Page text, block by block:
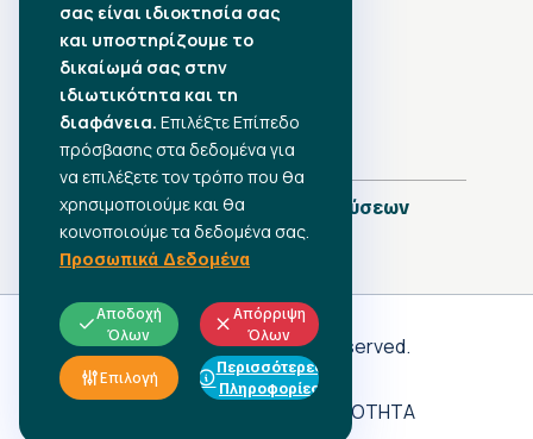
•Αύγουστος 2026
•Ιούλιος 2026
•Ιούνιος 2026
•Μάιος 2026
•Απρίλιος 2026
•Μάρτιος 2026
Πλήρες Ημερολόγιο Δημοσιεύσεων
Γ.Σ.Ε.Ε
© 2026 All rights reserved.
ΠΡΟΣΩΠΙΚΑ ΔΕΔΟΜΕΝΑ
ΠΡΟΣΒΑΣΙΜΟΤΗΤΑ
σας είναι ιδιοκτησία σας
και υποστηρίζουμε το
δικαίωμά σας στην
ιδιωτικότητα και τη
διαφάνεια. Επιλέξτε Επίπεδο
πρόσβασης στα δεδομένα για
να επιλέξετε τον τρόπο που θα
χρησιμοποιούμε και θα
κοινοποιούμε τα δεδομένα σας.
Προσωπικά Δεδομένα
Αποδοχή
Όλων
Απόρριψη
Όλων
Επιλογή
Περισσότερες
Πληροφορίες